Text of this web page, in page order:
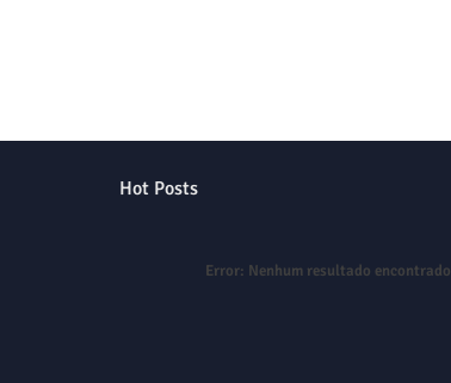
Hot Posts
Error: Nenhum resultado encontrado